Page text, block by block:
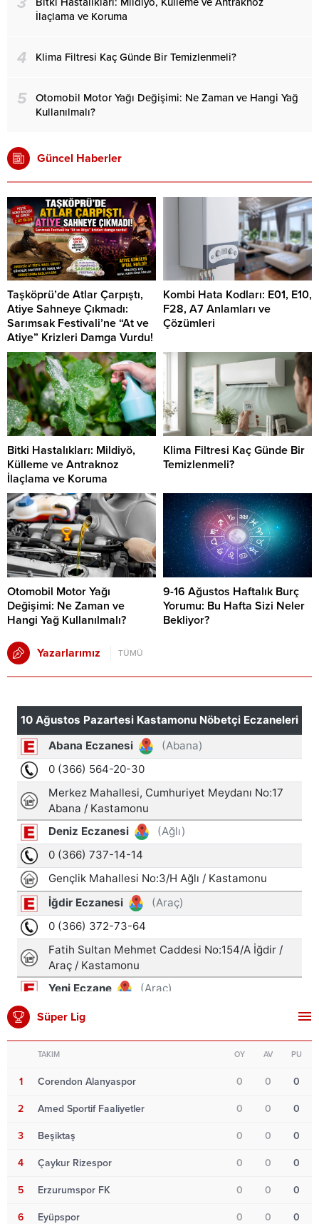
İlaçlama ve Koruma
4 Klima Filtresi Kaç Günde Bir Temizlenmeli?
5
Otomobil Motor Yağı Değişimi: Ne Zaman ve Hangi Yağ
Kullanılmalı?
Güncel Haberler
Taşköprü’de Atlar Çarpıştı,
Atiye Sahneye Çıkmadı:
Sarımsak Festivali’ne “At ve
Atiye” Krizleri Damga Vurdu!
Kombi Hata Kodları: E01, E10,
F28, A7 Anlamları ve
Çözümleri
Bitki Hastalıkları: Mildiyö,
Külleme ve Antraknoz
İlaçlama ve Koruma
Klima Filtresi Kaç Günde Bir
Temizlenmeli?
Otomobil Motor Yağı
Değişimi: Ne Zaman ve
Hangi Yağ Kullanılmalı?
9-16 Ağustos Haftalık Burç
Yorumu: Bu Hafta Sizi Neler
Bekliyor?
Yazarlarımız TÜMÜ
Süper Lig
TAKIM OY AV PU
1 Corendon Alanyaspor 0 0 0
2 Amed Sportif Faaliyetler 0 0 0
3 Beşiktaş 0 0 0
4 Çaykur Rizespor 0 0 0
5 Erzurumspor FK 0 0 0
6 Eyüpspor 0 0 0